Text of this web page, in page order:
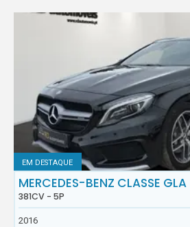
EM DESTAQUE
MERCEDES-BENZ CLASSE GLA
381CV - 5P
2016